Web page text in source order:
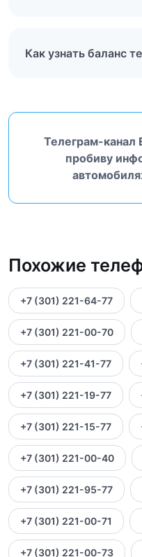
Как узнать баланс
Телеграм-канал
пробиву
Похожие
+7 (301) 221-64-77
+7 (301) 221-00-70
+7 (301) 221-41-77
+7 (301) 221-19-77
+7 (301) 221-15-77
+7 (301) 221-00-40
+7 (301) 221-95-77
+7 (301) 221-00-71
+7 (301) 221-00-73